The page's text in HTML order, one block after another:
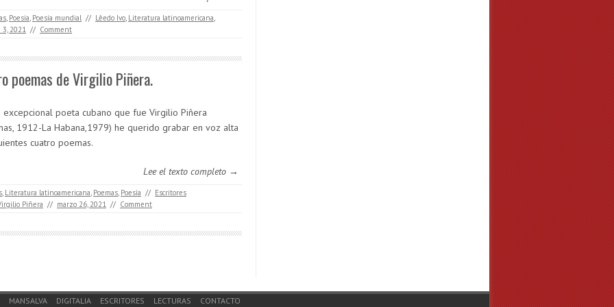
Poesía Poesía mundial // Lêedo Ivo Literatura latinoamericana
2021 // Comment
poemas de Virgilio Piñera.
excepcional poeta cubano que fue Virgilio Piñera
1912-La Habana,1979) he querido grabar en voz alta
cuatro poemas.
Lee el texto completo →
Literatura latinoamericana Poemas Poesía // Escritores
Piñera // marzo 26, 2021 // Comment
MANSALVA DIGITALIA ESCRITORES LECTURAS CONTACTO